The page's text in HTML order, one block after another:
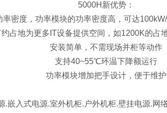
5000H新优势：
率密度，功率模块的功率密度高，可达100kW/
占地为更多IT设备提供空间，如1200K的占
安装简单，不需现场并柜等动作
支持40~55℃环温下降额运行
功率模块增加把手设计，便于维护
嵌入式电源.室外机柜.户外机柜.壁挂电源.